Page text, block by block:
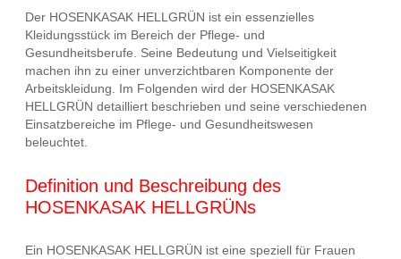
Der HOSENKASAK HELLGRÜN ist ein essenzielles
Kleidungsstück im Bereich der Pflege- und
Gesundheitsberufe. Seine Bedeutung und Vielseitigkeit
machen ihn zu einer unverzichtbaren Komponente der
Arbeitskleidung. Im Folgenden wird der HOSENKASAK
HELLGRÜN detailliert beschrieben und seine verschiedenen
Einsatzbereiche im Pflege- und Gesundheitswesen
beleuchtet.
Definition und Beschreibung des
HOSENKASAK HELLGRÜNs
Ein HOSENKASAK HELLGRÜN ist eine speziell für Frauen